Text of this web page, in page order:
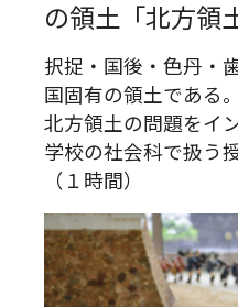
の領土「北方領
択捉・国後・色丹・
国固有の領土である。
北方領土の問題をイ
学校の社会科で扱う
（１時間）